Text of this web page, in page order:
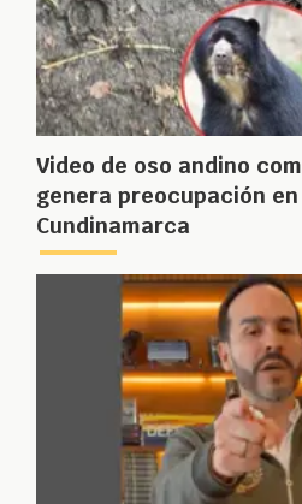
Video de oso andino
genera preocupación
Cundinamarca